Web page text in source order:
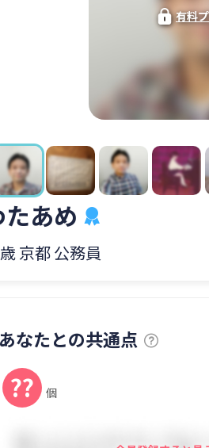
有料
あめ
京都 公務員
あなたとの共通点
?? 個